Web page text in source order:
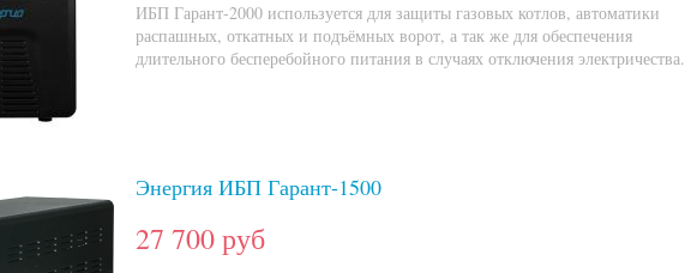
ИБП Гарант-2000 используется для защиты газовых котлов, автоматики
распашных, откатных и подъёмных ворот, а так же для обеспечения
длительного бесперебойного питания в случаях отключения электричества.
Энергия ИБП Гарант-1500
27 700 руб